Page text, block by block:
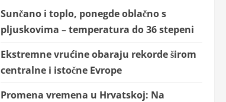
Sunčano i toplo, ponegde oblačno s
pljuskovima – temperatura do 36 stepeni
Ekstremne vrućine obaraju rekorde širom
centralne i istočne Evrope
Promena vremena u Hrvatskoj: Na